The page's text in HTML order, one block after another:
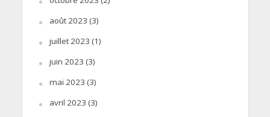
août 2023 (3)
juillet 2023 (1)
juin 2023 (3)
mai 2023 (3)
avril 2023 (3)